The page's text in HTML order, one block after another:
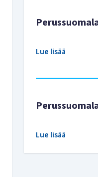
Lue lisää
Lue lisää